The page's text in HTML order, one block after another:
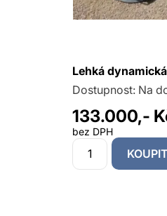
Lehká
Dostupnost: Na
133.000,-
bez DPH
KOUPIT